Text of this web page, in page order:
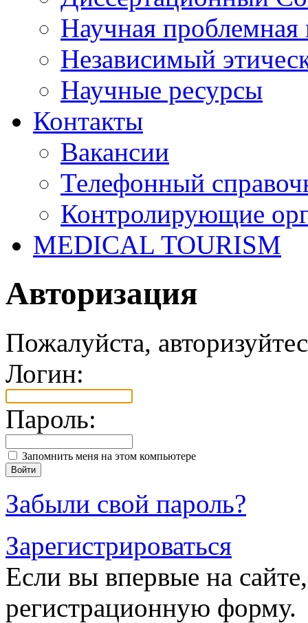
Научная проблемная
Независимый
Научные ресурсы
Контакты
Вакансии
Телефонный
Контролирующие
MEDICAL TOURISM
Авторизация
Пожалуйста,
Логин:
Пароль:
Запомнить меня на этом компьютере
Забыли свой пароль?
Зарегистрироваться
Если вы впервые на
регистрационную форму.